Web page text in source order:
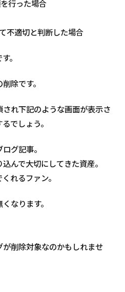
行った場合
不適切と判断した場合
。
除です。
れ下記のような画面が表示さ
でしょう。
グ記事。
んで大切にしてきた資産。
れるファン。
なります。
削除対象なのかもしれませ